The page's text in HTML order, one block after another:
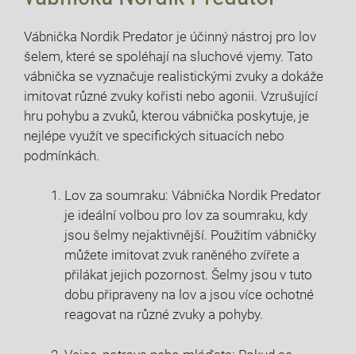
Vábnička Nordik Predator je účinný nástroj pro lov
šelem, které se spoléhají na sluchové vjemy. Tato
vábnička se vyznačuje realistickými zvuky a dokáže
imitovat různé zvuky kořisti nebo agonii. Vzrušující
hru pohybu a zvuků, kterou vábnička poskytuje, je
nejlépe využít ve specifických situacích nebo
podmínkách.
Lov za soumraku: Vábnička Nordik Predator
je ideální volbou pro lov za soumraku, kdy
jsou šelmy nejaktivnější. Použitím vábničky
můžete imitovat zvuk raněného zvířete a
přilákat jejich pozornost. Šelmy jsou v tuto
dobu připraveny na lov a jsou více ochotné
reagovat na různé zvuky a pohyby.